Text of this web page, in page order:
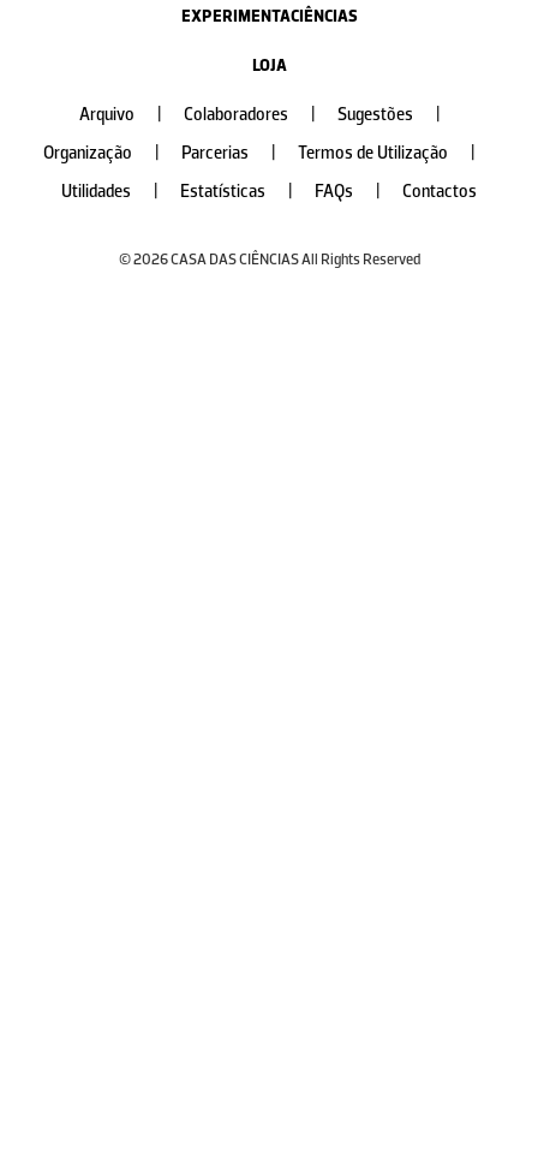
EXPERIMENTACIÊNCIAS
LOJA
Arquivo Colaboradores Sugestões
Organização
Parcerias Termos de Utilização
Utilidades
Estatísticas FAQs Contactos
© 2026 CASA DAS CIÊNCIAS All Rights Reserved